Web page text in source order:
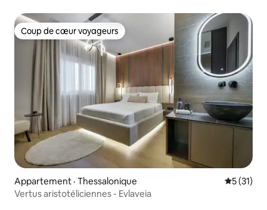
Coup de cœur voyageurs
Coup de cœur voyageurs
Appartement · Thessalonique Note
5 (31)
Vertus aristotéliciennes - Evlaveia